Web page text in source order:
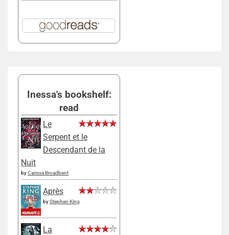
Inessa's bookshelf:
read
Le
Serpent et le
Descendant de la
Nuit
byCarissa Broadbent
Après
byStephen King
La